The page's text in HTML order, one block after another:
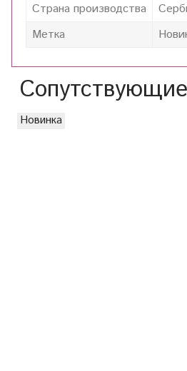
Страна производства
Метка
Новинка